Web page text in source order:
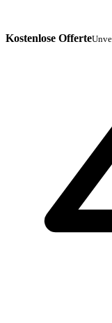
Kostenlose Offerte